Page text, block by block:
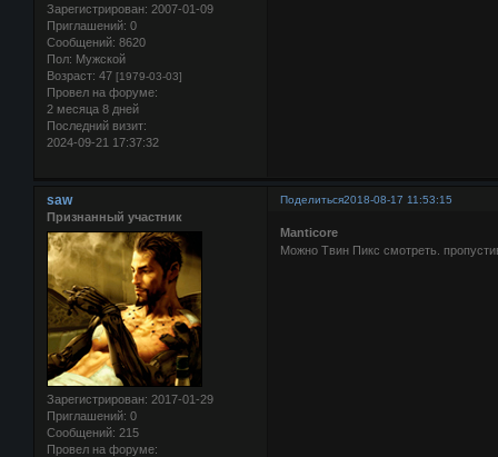
Зарегистрирован: 2007-01-09
Приглашений: 0
Сообщений: 8620
Пол: Мужской
Возраст: 47 [1979-03-03]
Провел на форуме:
2 месяца 8 дней
Последний визит:
2024-09-21 17:37:32
Поделиться2018-08-17 11:53:15
saw
Признанный участник
Зарегистрирован: 2017-01-29
Приглашений: 0
Сообщений: 215
Провел на форуме:
Manticore
Можно Твин Пикс смотреть.